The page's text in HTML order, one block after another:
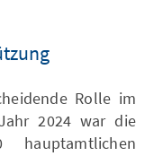
Rolle im
2024 war die